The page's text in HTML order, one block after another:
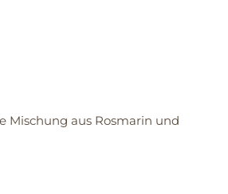
Mischung aus Rosmarin und